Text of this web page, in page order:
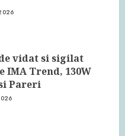
vidat si sigilat
IMA Trend, 130W
Pareri